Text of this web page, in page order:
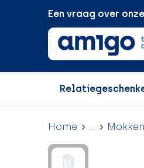
Een vraag over
Home ...